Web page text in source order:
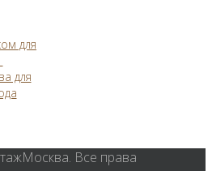
для
для
Все права